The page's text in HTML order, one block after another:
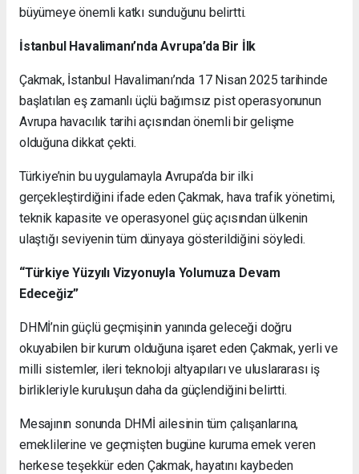
büyümeye önemli katkı sunduğunu belirtti.
İstanbul Havalimanı’nda Avrupa’da Bir İlk
Çakmak, İstanbul Havalimanı’nda 17 Nisan 2025 tarihinde
başlatılan eş zamanlı üçlü bağımsız pist operasyonunun
Avrupa havacılık tarihi açısından önemli bir gelişme
olduğuna dikkat çekti.
Türkiye’nin bu uygulamayla Avrupa’da bir ilki
gerçekleştirdiğini ifade eden Çakmak, hava trafik yönetimi,
teknik kapasite ve operasyonel güç açısından ülkenin
ulaştığı seviyenin tüm dünyaya gösterildiğini söyledi.
“Türkiye Yüzyılı Vizyonuyla Yolumuza Devam
Edeceğiz”
DHMİ’nin güçlü geçmişinin yanında geleceği doğru
okuyabilen bir kurum olduğuna işaret eden Çakmak, yerli ve
milli sistemler, ileri teknoloji altyapıları ve uluslararası iş
birlikleriyle kuruluşun daha da güçlendiğini belirtti.
Mesajının sonunda DHMİ ailesinin tüm çalışanlarına,
emeklilerine ve geçmişten bugüne kuruma emek veren
herkese teşekkür eden Çakmak, hayatını kaybeden